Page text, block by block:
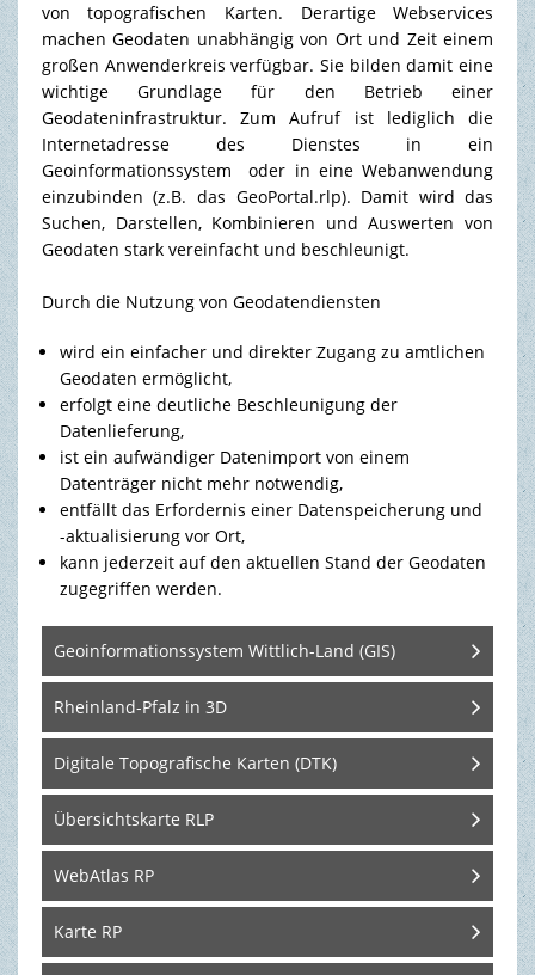
BILDUNG & KULTUR
TOURISMUS & FREIZEIT
von topografischen Karten. Derartige Webservices
machen Geodaten unabhängig von Ort und Zeit einem
großen Anwenderkreis verfügbar. Sie bilden damit eine
wichtige Grundlage für den Betrieb einer
Geodateninfrastruktur. Zum Aufruf ist lediglich die
Internetadresse des Dienstes in ein
Geoinformationssystem oder in eine Webanwendung
einzubinden (z.B. das GeoPortal.rlp). Damit wird das
Suchen, Darstellen, Kombinieren und Auswerten von
Geodaten stark vereinfacht und beschleunigt.
Durch die Nutzung von Geodatendiensten
wird ein einfacher und direkter Zugang zu amtlichen
Geodaten ermöglicht,
erfolgt eine deutliche Beschleunigung der
Datenlieferung,
ist ein aufwändiger Datenimport von einem
Datenträger nicht mehr notwendig,
entfällt das Erfordernis einer Datenspeicherung und
-aktualisierung vor Ort,
kann jederzeit auf den aktuellen Stand der Geodaten
zugegriffen werden.
Geoinformationssystem Wittlich-Land (GIS)
Rheinland-Pfalz in 3D
Digitale Topografische Karten (DTK)
Übersichtskarte RLP
WebAtlas RP
Karte RP